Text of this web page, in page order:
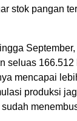
stok pangan
seluas 166.512
mencapai
produksi